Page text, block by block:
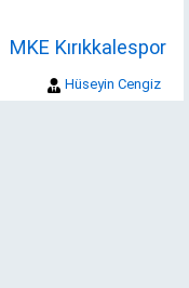
MKE Kırıkkalespor
Hüseyin Cengiz